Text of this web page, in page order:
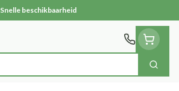
Snelle beschikbaarheid
Zoek